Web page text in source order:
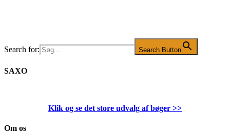
Search for: Search Button
SAXO
Klik og se det store udvalg af bøger >>
Om os